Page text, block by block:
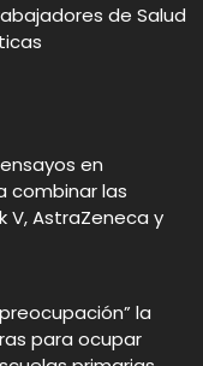
de Salud
en
combinar las
V, AstraZeneca y
la
para ocupar